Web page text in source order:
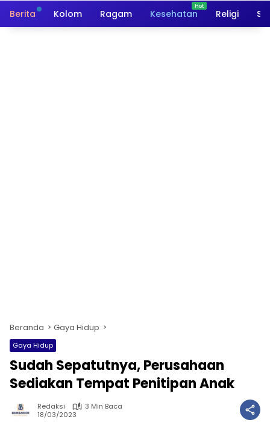
Berita Kolom Ragam Kesehatan Religi
Beranda Gaya Hidup
Gaya Hidup
Sudah Sepatutnya, Perusahaan
Sediakan Tempat Penitipan Anak
Redaksi
3 Min Baca
18/03/2023